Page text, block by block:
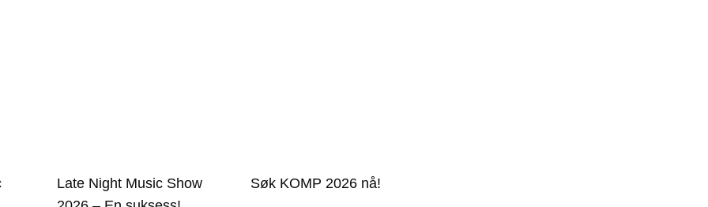
Late Night Music Show
Søk KOMP 2026 nå!